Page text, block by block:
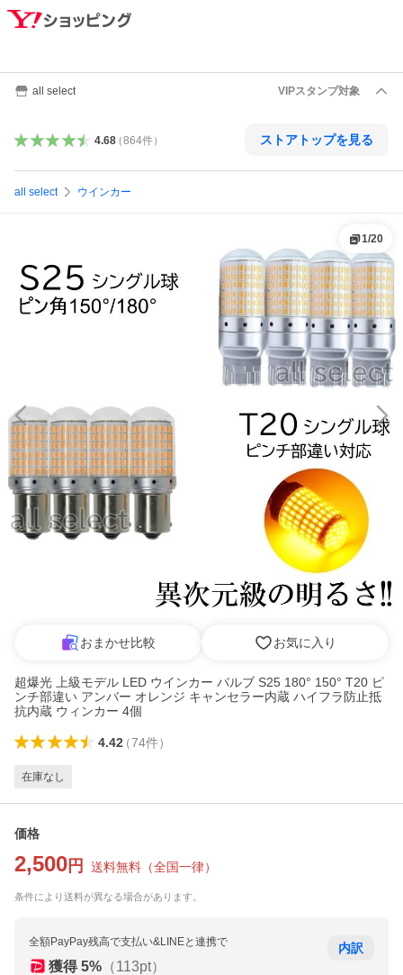
all select VIPスタンプ対象
4.68（864件） ストアトップを見る
all select ウインカー
1/20
おまかせ比較 お気に入り
超爆光 上級モデル LED ウインカー バルブ S25 180° 150° T20 ピ
ンチ部違い アンバー オレンジ キャンセラー内蔵 ハイフラ防止抵
抗内蔵 ウィンカー 4個
4.42（74件）
在庫なし
価格
2,500 円 送料無料 （全国一律）
条件により送料が異なる場合があります。
全額PayPay残高で支払い&LINEと連携で
獲得 5% （113pt）
内訳